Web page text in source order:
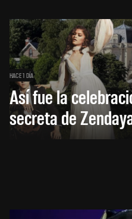
HACE 1 DÍA
Así fue la
secreta de